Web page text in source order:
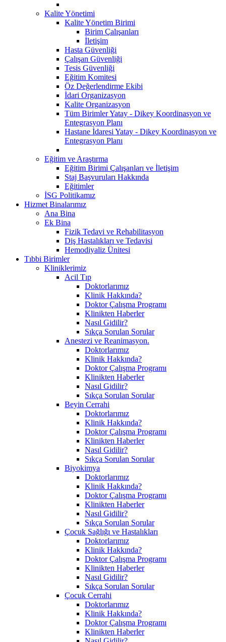
Kalite Yönetimi
Kalite Yönetim Birimi
Birim Çalışanları
İletişim
Hasta Güvenliği
Çalışan Güvenliği
Tesis Güvenliği
Eğitim Komitesi
Öz Değerlendirme Ekibi
İdari Organizasyon
Kalite Organizasyon
Tüm Birimler Yatay - Dikey Koordinasyon ve
Entegrasyon Planı
Hastane İdaresi Yatay - Dikey Koordinasyon ve
Entegrasyon Planı
Eğitim ve Araştırma
Eğitim Birimi Çalışanları ve İletişim
Staj Başvuruları Hakkında
Eğitimler
İSG Politikamız
Hizmet Binalarımız
Ana Bina
Ek Bina
Fizik Tedavi ve Rehabilitasyon
Diş Hastalıkları ve Tedavisi
Hemodiyaliz Ünitesi
Tıbbi Birimler
Kliniklerimiz
Acil Tıp
Doktorlarımız
Klinik Hakkında?
Doktor Çalışma Programı
Klinikten Haberler
Nasıl Gidilir?
Sıkça Sorulan Sorular
Anestezi ve Reanimasyon.
Doktorlarımız
Klinik Hakkında?
Doktor Çalışma Programı
Klinikten Haberler
Nasıl Gidilir?
Sıkça Sorulan Sorular
Beyin Cerrahi
Doktorlarımız
Klinik Hakkında?
Doktor Çalışma Programı
Klinikten Haberler
Nasıl Gidilir?
Sıkça Sorulan Sorular
Biyokimya
Doktorlarımız
Klinik Hakkında?
Doktor Çalışma Programı
Klinikten Haberler
Nasıl Gidilir?
Sıkça Sorulan Sorular
Çocuk Sağlığı ve Hastalıkları
Doktorlarımız
Klinik Hakkında?
Doktor Çalışma Programı
Klinikten Haberler
Nasıl Gidilir?
Sıkça Sorulan Sorular
Çocuk Cerrahi
Doktorlarımız
Klinik Hakkında?
Doktor Çalışma Programı
Klinikten Haberler